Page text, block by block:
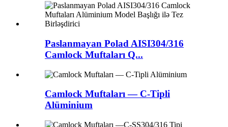
Paslanmayan Polad AISI304/316
Camlock Muftaları Q...
Camlock Muftaları — C-Tipli
Alüminium